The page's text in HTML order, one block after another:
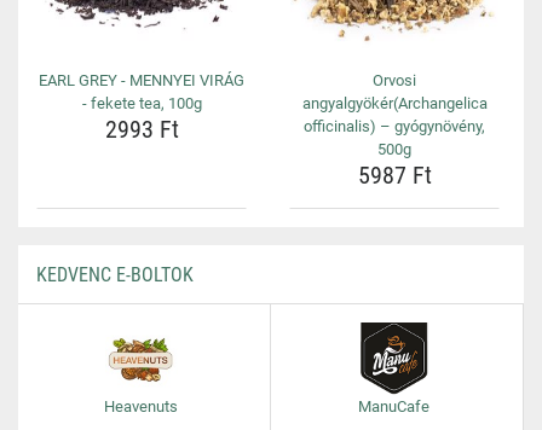
EARL GREY - MENNYEI VIRÁG
- fekete tea, 100g
2993 Ft
Orvosi
angyalgyökér(Archangelica
officinalis) – gyógynövény,
500g
5987 Ft
KEDVENC E-BOLTOK
Heavenuts ManuCafe